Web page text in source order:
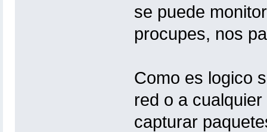
se puede
procupes, nos
Como es logico
red o a
capturar